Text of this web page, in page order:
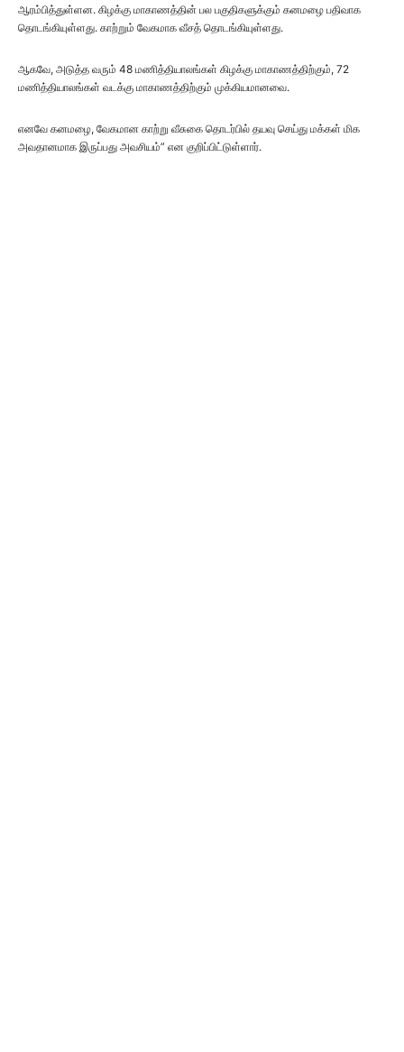
ஆரம்பித்துள்ளன. கிழக்கு மாகாணத்தின் பல பகுதிகளுக்கும் கனமழை பதிவாக
தொடங்கியுள்ளது. காற்றும் வேகமாக வீசத் தொடங்கியுள்ளது.
ஆகவே, அடுத்த வரும் 48 மணித்தியாலங்கள் கிழக்கு மாகாணத்திற்கும், 72
மணித்தியாலங்கள் வடக்கு மாகாணத்திற்கும் முக்கியமானவை.
எனவே கனமழை, வேகமான காற்று வீசுகை தொடர்பில் தயவு செய்து மக்கள் மிக
அவதானமாக இருப்பது அவசியம்” என குறிப்பிட்டுள்ளார்.